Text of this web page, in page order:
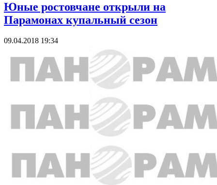
Юные ростовчане открыли на
Парамонах купальный сезон
09.04.2018 19:34